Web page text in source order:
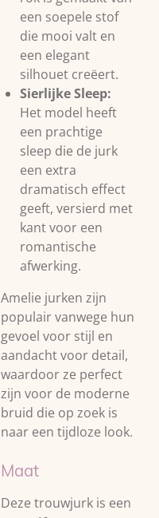
een soepele stof
die mooi valt en
een elegant
silhouet creëert.
Sierlijke Sleep:
Het model heeft
een prachtige
sleep die de jurk
een extra
dramatisch effect
geeft, versierd met
kant voor een
romantische
afwerking.
Amelie jurken zijn
populair vanwege hun
gevoel voor stijl en
aandacht voor detail,
waardoor ze perfect
zijn voor de moderne
bruid die op zoek is
naar een tijdloze look.
Maat
Deze trouwjurk is een